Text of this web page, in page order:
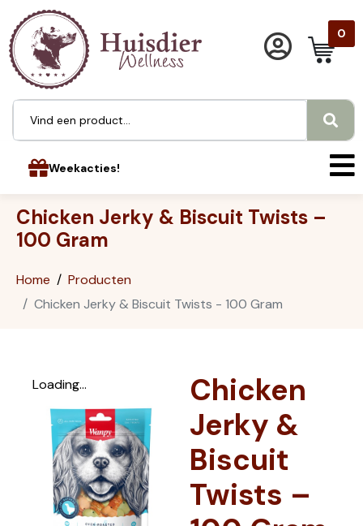
0
Weekacties!
Chicken Jerky & Biscuit Twists –
100 Gram
Home
Producten
Chicken Jerky & Biscuit Twists - 100 Gram
Loading...
Chicken
Jerky &
Biscuit
Twists –